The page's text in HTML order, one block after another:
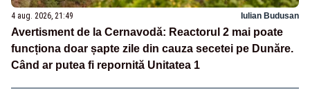
4 aug. 2026, 21:49 Iulian Budusan
Avertisment de la Cernavodă: Reactorul 2 mai poate
funcționa doar șapte zile din cauza secetei pe Dunăre.
Când ar putea fi repornită Unitatea 1